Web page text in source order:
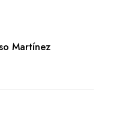
Martínez